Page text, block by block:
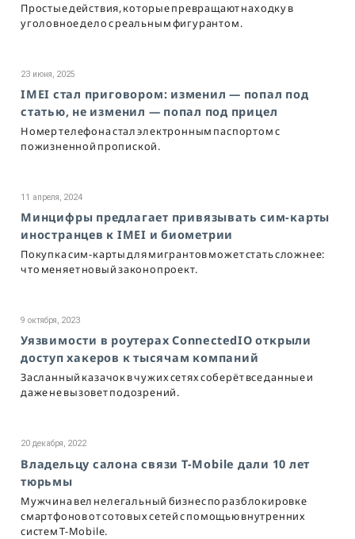
Простые действия, которые превращают находку в
уголовное дело с реальным фигурантом.
23 июня, 2025
IMEI стал приговором: изменил — попал под
статью, не изменил — попал под прицел
Номер телефона стал электронным паспортом с
пожизненной пропиской.
11 апреля, 2024
Минцифры предлагает привязывать сим-карты
иностранцев к IMEI и биометрии
Покупка сим-карты для мигрантов может стать сложнее:
что меняет новый законопроект.
9 октября, 2023
Уязвимости в роутерах ConnectedIO открыли
доступ хакеров к тысячам компаний
Засланный казачок в чужих сетях соберёт все данные и
даже не вызовет подозрений.
20 декабря, 2022
Владельцу салона связи T-Mobile дали 10 лет
тюрьмы
Мужчина вел нелегальный бизнес по разблокировке
смартфонов от сотовых сетей с помощью внутренних
систем T-Mobile.